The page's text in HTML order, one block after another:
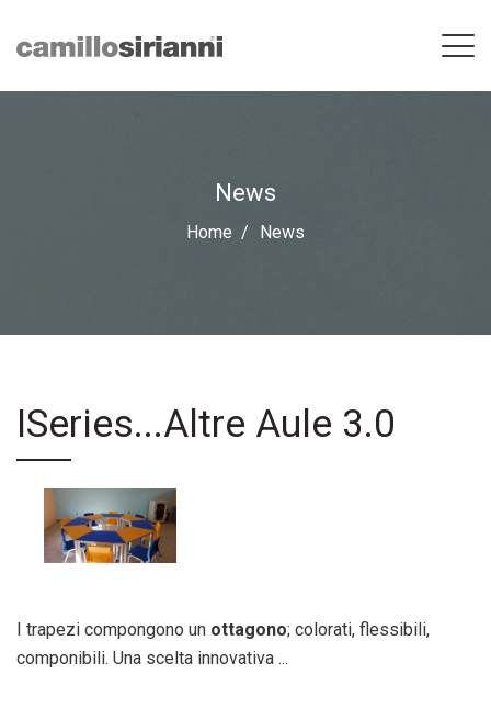
News
Home News
ISeries...Altre Aule 3.0
I trapezi compongono un ottagono; colorati, flessibili,
componibili. Una scelta innovativa ...